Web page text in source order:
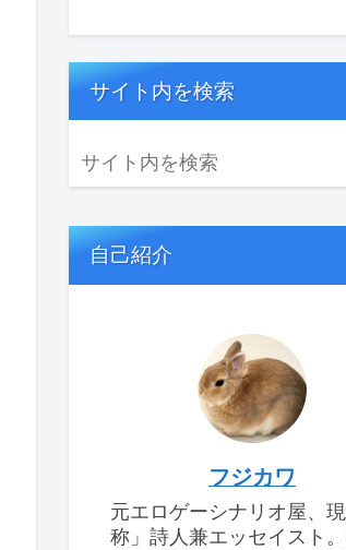
サイト内を検索
自己紹介
フジカワ
元エロゲーシナリオ屋、
称」詩人兼エッセイスト